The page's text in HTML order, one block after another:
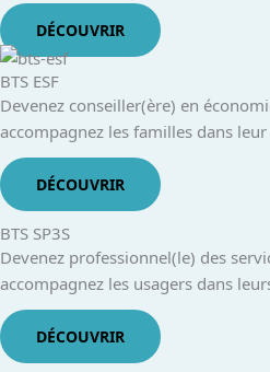
DÉCOUVRIR
BTS ESF
Devenez conseiller(ère) en
accompagnez les familles dans
DÉCOUVRIR
BTS SP3S
Devenez professionnel(le) des
accompagnez les usagers dans
DÉCOUVRIR